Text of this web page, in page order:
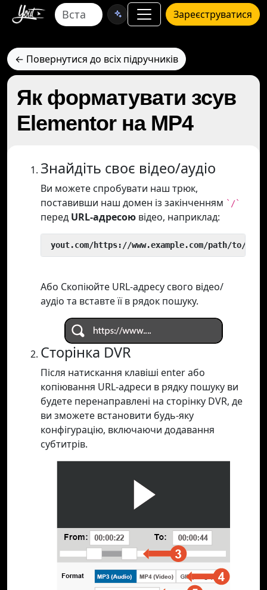
Зареєструватися
← Повернутися до всіх підручників
Як форматувати зсув
Elementor на MP4
Знайдіть своє відео/аудіо
Ви можете спробувати наш трюк,
поставивши наш домен із закінченням `/`
перед URL-адресою відео, наприклад:
yout.com/https://www.example.com/path/to/
Або Скопіюйте URL-адресу свого відео/
аудіо та вставте її в рядок пошуку.
Сторінка DVR
Після натискання клавіші enter або
копіювання URL-адреси в рядку пошуку ви
будете перенаправлені на сторінку DVR, де
ви зможете встановити будь-яку
конфігурацію, включаючи додавання
субтитрів.